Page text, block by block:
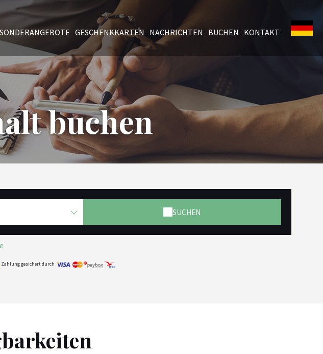
SONDERANGEBOTE GESCHENKKARTEN NACHRICHTEN BUCHEN KONTAKT
buchen
SUCHEN
Zahlung gesichert durch